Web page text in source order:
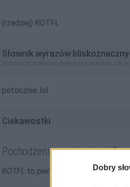
Dobry
(rzadziej) ROTFL
Słownik wyrazów
podobne znaczeniowo (lepsze odpowiedniki lub
potocznie: lol
Ciekawostki
Pochodzenie wyrażeniarotfl
ROTFL to pierwotnie skrót od